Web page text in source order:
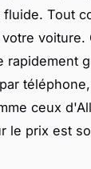
Tout
voiture.
rapidement
ceux
le prix est